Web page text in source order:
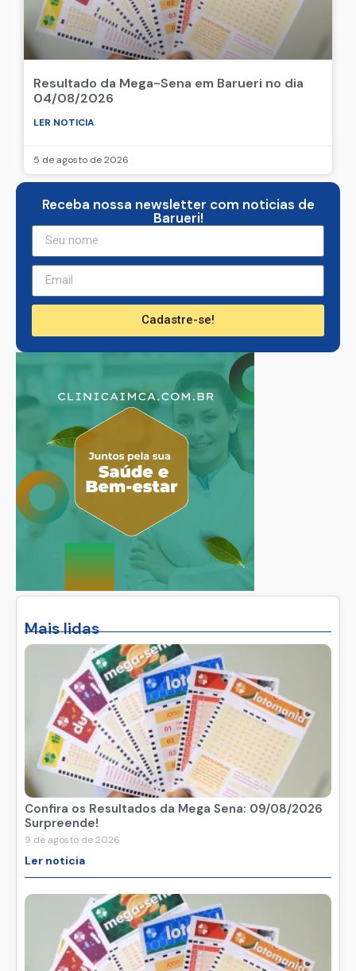
Resultado da Mega-Sena em Barueri no dia
04/08/2026
LER NOTICIA
5 de agosto de 2026
Mais lidas
Confira os Resultados da Mega Sena: 09/08/2026
Surpreende!
9 de agosto de 2026
Ler noticia
Receba nossa newsletter com noticias de
Barueri!
Cadastre-se!